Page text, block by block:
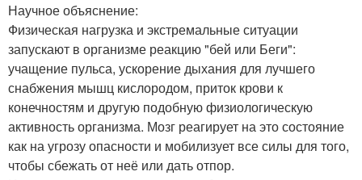
Научное объяснение:
Физическая нагрузка и экстремальные ситуации
запускают в организме реакцию "бей или Беги":
учащение пульса, ускорение дыхания для лучшего
снабжения мышц кислородом, приток крови к
конечностям и другую подобную физиологическую
активность организма. Мозг реагирует на это состояние
как на угрозу опасности и мобилизует все силы для того,
чтобы сбежать от неё или дать отпор.